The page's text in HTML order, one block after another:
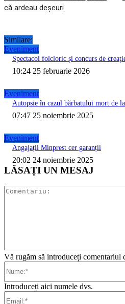
că ardeau deșeuri
Similare:
Eveniment
Spectacol folcloric și concurs de
10:24 25 februarie 2026
Eveniment
Autopsie în cazul bărbatului mort de
07:47 25 noiembrie 2025
Eveniment
Angajații Minprest cer garanții
20:02 24 noiembrie 2025
LĂSAȚI UN MESAJ
Vă rugăm să introduceți comentariul
Introduceți aici numele dvs.